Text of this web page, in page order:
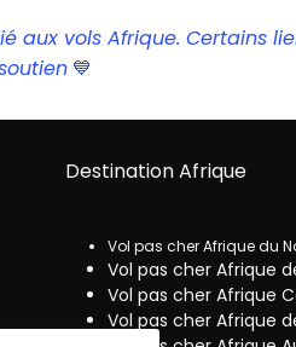
aux vols Afrique. Certains
💙
Destination Afrique
Vol pas cher Afrique du
Vol pas cher Afrique
Vol pas cher Afrique
Vol pas cher Afrique